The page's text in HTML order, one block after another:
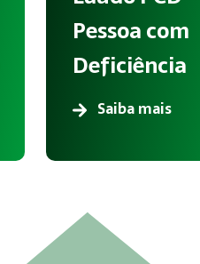
Pessoa com
Deficiência
Saiba mais